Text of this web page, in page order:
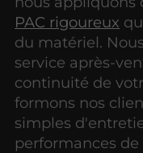
PAC rigoureux
du matériel.
service après-
continuité de
formons nos
simples
performances